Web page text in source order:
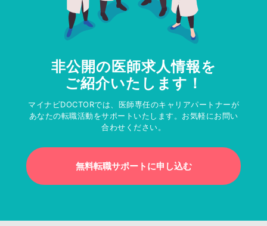
非公開の医師求人情報を
ご紹介いたします！
マイナビDOCTORでは、医師専任のキャリアパートナーが
あなたの転職活動をサポートいたします。お気軽にお問い
合わせください。
無料転職サポートに申し込む